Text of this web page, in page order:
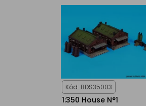
Kód: BDS35003
1:350 House N°1